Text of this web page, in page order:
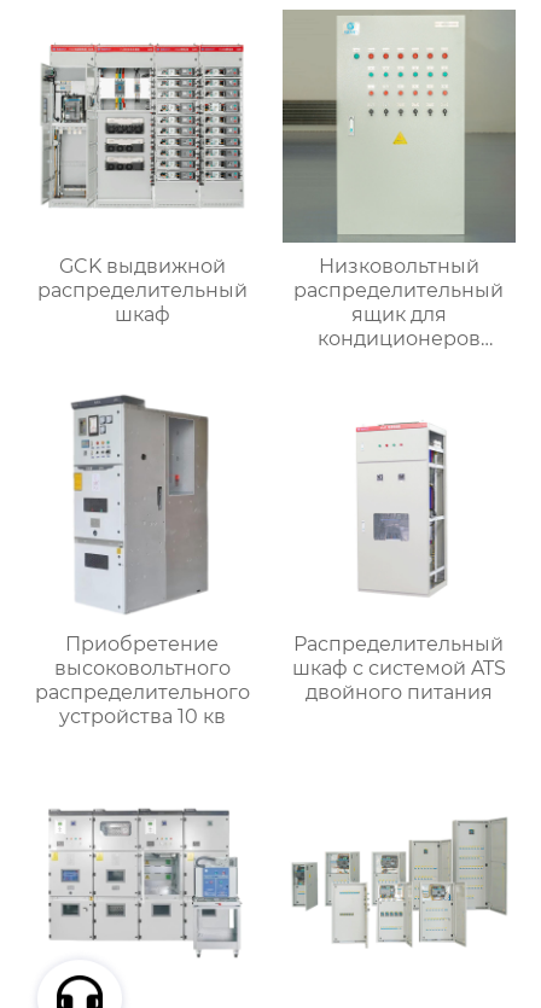
GCK выдвижной
распределительный
шкаф
Низковольтный
распределительный
ящик для
кондиционеров
Приобретение
высоковольтного
распределительного
устройства 10 кв
Распределительный
шкаф с системой ATS
двойного питания